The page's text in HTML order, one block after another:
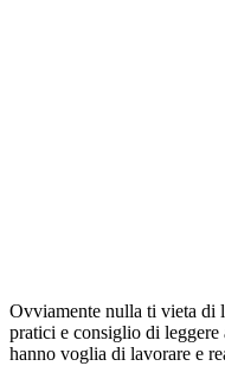
Ovviamente nulla ti vieta di
pratici e consiglio di
hanno voglia di lavorare e